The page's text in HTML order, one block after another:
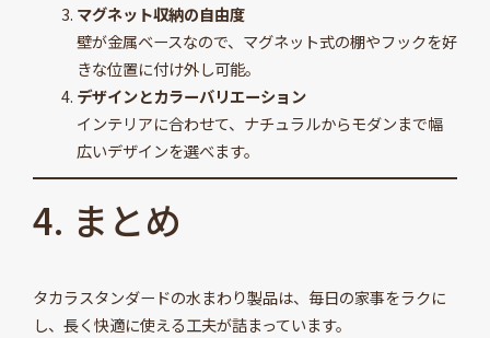
マグネット収納の自由度
壁が金属ベースなので、マグネット式の棚やフックを好
きな位置に付け外し可能。
デザインとカラーバリエーション
インテリアに合わせて、ナチュラルからモダンまで幅
広いデザインを選べます。
4. まとめ
タカラスタンダードの水まわり製品は、毎日の家事をラクに
し、長く快適に使える工夫が詰まっています。